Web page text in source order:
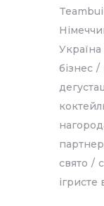
Україна
бізнес
свято
ігристе